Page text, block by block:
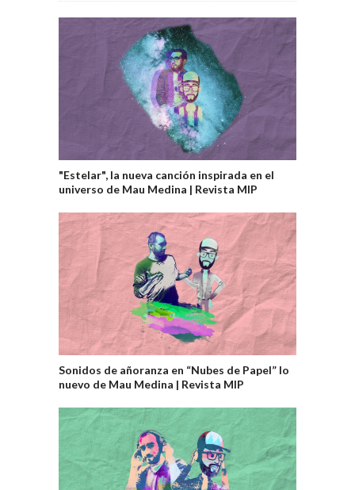
"Estelar", la nueva canción inspirada en el
universo de Mau Medina | Revista MIP
Sonidos de añoranza en “Nubes de Papel” lo
nuevo de Mau Medina | Revista MIP